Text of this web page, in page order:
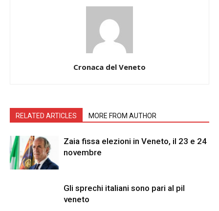
Cronaca del Veneto
RELATED ARTICLES MORE FROM AUTHOR
Zaia fissa elezioni in Veneto, il 23 e 24
novembre
Gli sprechi italiani sono pari al pil
veneto